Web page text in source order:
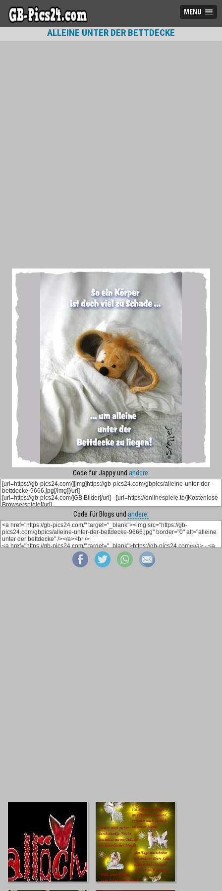
MENU
ALLEINE UNTER DER BETTDECKE
Code für Jappy und andere:
Code für Blogs und andere: